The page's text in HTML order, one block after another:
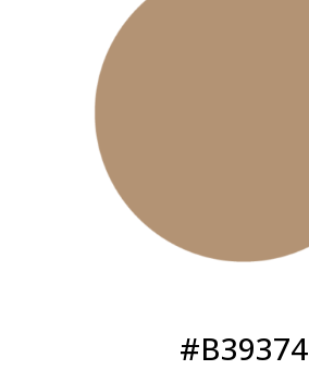
#B39374